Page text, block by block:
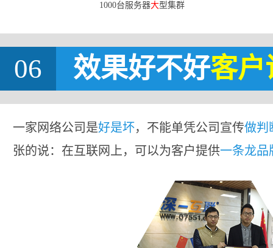
1000台服务器大型集群
06 效果好不好客户
一家网络公司是好是坏，不能单凭公司宣传做判
张的说：在互联网上，可以为客户提供一条龙品